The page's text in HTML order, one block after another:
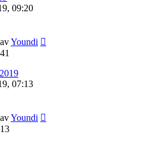
09:20
avYoundi
07:13
avYoundi